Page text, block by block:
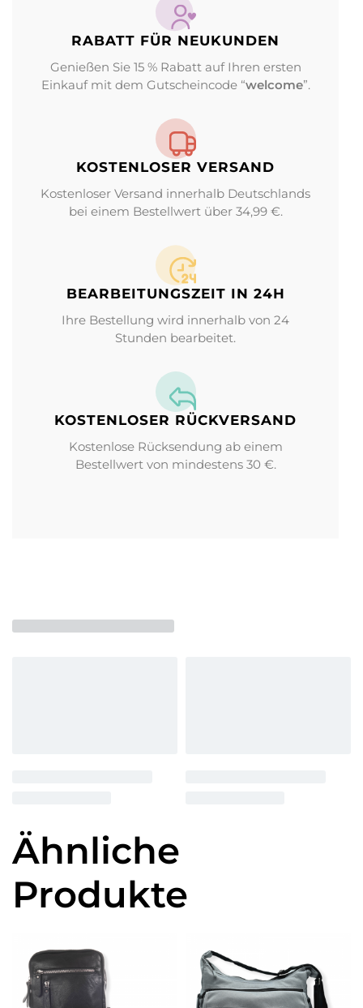
RABATT FÜR NEUKUNDEN
Genießen Sie 15 % Rabatt auf Ihren ersten
Einkauf mit dem Gutscheincode “welcome”.
KOSTENLOSER VERSAND
Kostenloser Versand innerhalb Deutschlands
bei einem Bestellwert über 34,99 €.
BEARBEITUNGS­ZEIT IN 24H
Ihre Bestellung wird innerhalb von 24
Stunden bearbeitet.
KOSTENLOSER RÜCKVERSAND
Kostenlose Rücksendung ab einem
Bestellwert von mindestens 30 €.
Ähnliche
Produkte